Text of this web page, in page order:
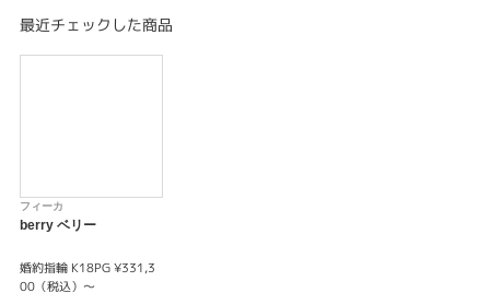
最近チェックした商品
フィーカ
berry ベリー
婚約指輪 K18PG ¥331,3
00（税込）～